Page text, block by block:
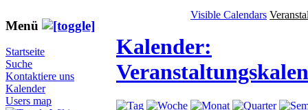
Menü
Startseite
Suche
Kontaktiere uns
Kalender
Users map
Visible Calendars
Kalender: